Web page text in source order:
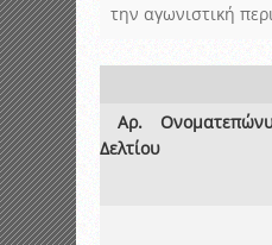
την αγωνιστική
Αρ.
Δελτίου